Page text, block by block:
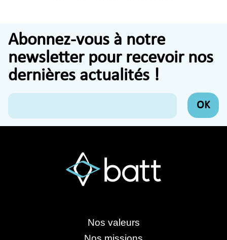
Abonnez-vous à notre
newsletter pour recevoir nos
dernières actualités !
Nos valeurs